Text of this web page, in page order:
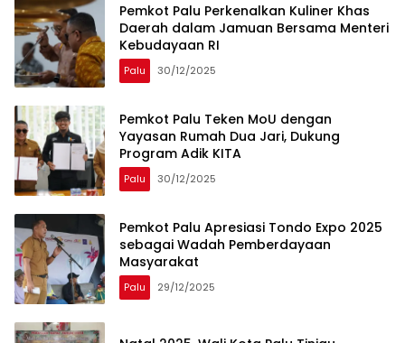
Pemkot Palu Perkenalkan Kuliner Khas
Daerah dalam Jamuan Bersama Menteri
Kebudayaan RI
Palu 30/12/2025
Pemkot Palu Teken MoU dengan
Yayasan Rumah Dua Jari, Dukung
Program Adik KITA
Palu 30/12/2025
Pemkot Palu Apresiasi Tondo Expo 2025
sebagai Wadah Pemberdayaan
Masyarakat
Palu 29/12/2025